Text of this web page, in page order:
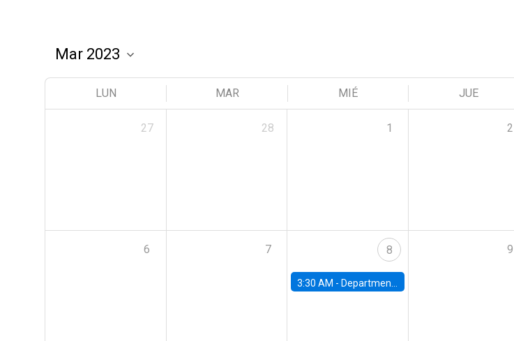
LUN MAR MIÉ JUE
27 28 1 2
6 7 8
3:30 AM - Department Seminar: James Robinson
9